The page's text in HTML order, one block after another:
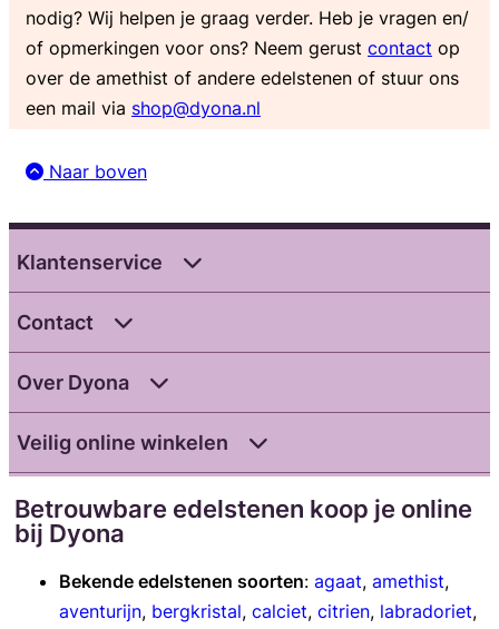
nodig? Wij helpen je graag verder. Heb je vragen en/
of opmerkingen voor ons? Neem gerust contact op
over de amethist of andere edelstenen of stuur ons
een mail via shop@dyona.nl
Naar boven
Klantenservice
Contact
Over Dyona
Veilig online winkelen
Betrouwbare edelstenen koop je online
bij Dyona
Bekende edelstenen soorten: agaat, amethist,
aventurijn, bergkristal, calciet, citrien, labradoriet,